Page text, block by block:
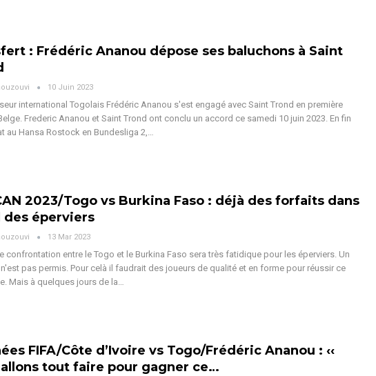
: Frédéric Ananou dépose ses baluchons à Saint
10 Juin 2023
international Togolais Frédéric Ananou s'est engagé avec Saint Trond en première
Frederic Ananou et Saint Trond ont conclu un accord ce samedi 10 juin 2023. En fin
au Hansa Rostock en Bundesliga 2,…
2023/Togo vs Burkina Faso : déjà des forfaits dans
des éperviers
13 Mar 2023
confrontation entre le Togo et le Burkina Faso sera très fatidique pour les éperviers. Un
pas permis. Pour celà il faudrait des joueurs de qualité et en forme pour réussir ce
Mais à quelques jours de la…
FIFA/Côte d’Ivoire vs Togo/Frédéric Ananou : ‹‹
allons tout faire pour gagner ce…